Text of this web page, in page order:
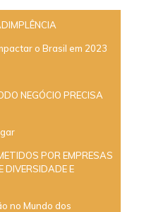
o Brasil em 2023
NEGÓCIO PRECISA
POR EMPRESAS
DIVERSIDADE E
no Mundo dos